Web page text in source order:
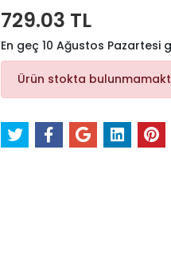
729.03 TL
En geç 10 Ağustos Pazartesi
Ürün stokta